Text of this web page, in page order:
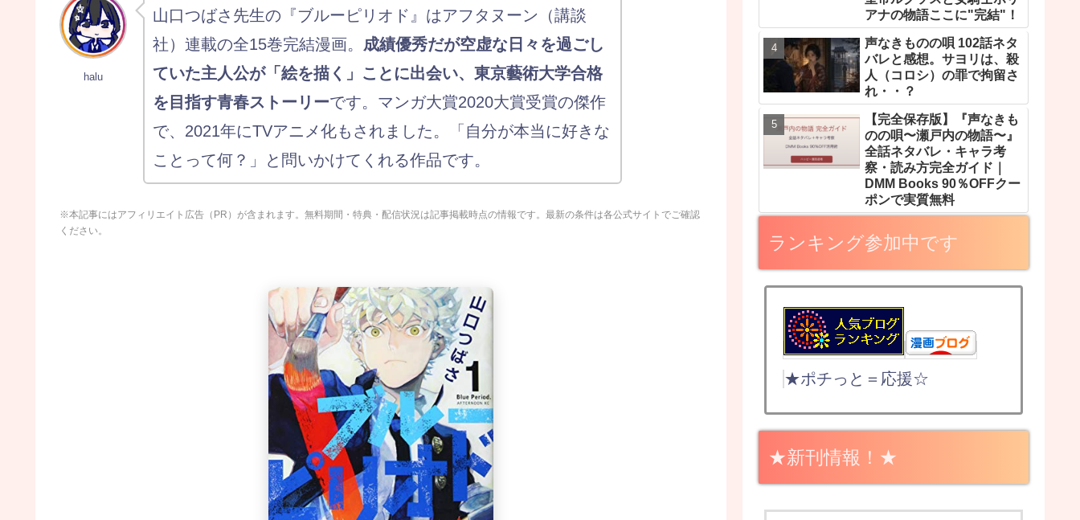
halu
山口つばさ先生の『ブルーピリオド』はアフタヌーン（講談
社）連載の全15巻完結漫画。 成績優秀だが空虚な日々を過ごし
ていた主人公が「絵を描く」ことに出会い、東京藝術大学合格
を目指す青春ストーリーです。マンガ大賞2020大賞受賞の傑作
で、2021年にTVアニメ化もされました。「自分が本当に好きな
ことって何？」と問いかけてくれる作品です。
※本記事にはアフィリエイト広告（PR）が含まれます。無料期間・特典・配信状況は記事掲載時点の情報です。最新の条件は各公式サイトでご確認
ください。
アナの物語ここに"完結"！
声なきものの唄 102話ネタ
バレと感想。サヨリは、殺
人（コロシ）の罪で拘留さ
れ・・？
【完全保存版】『声なきも
のの唄〜瀬戸内の物語〜』
全話ネタバレ・キャラ考
察・読み方完全ガイド｜
DMM Books 90％OFFクー
ポンで実質無料
ランキング参加中です
★ポチっと＝応援☆
★新刊情報！★